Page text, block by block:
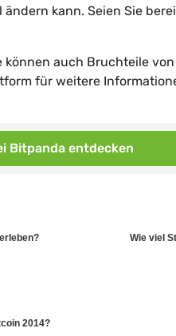
kann. Seien Sie
auch Bruchteile
für weitere
Bitpanda entdecken
Wie viel
2014?